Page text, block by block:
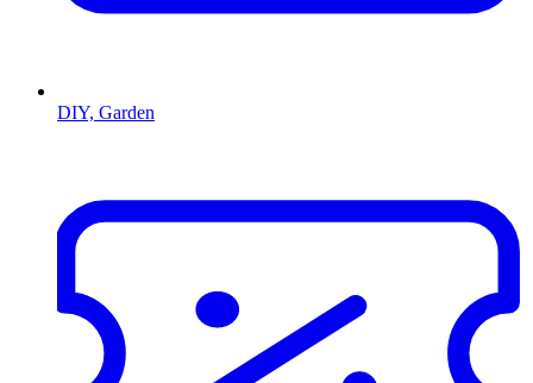
DIY, Garden